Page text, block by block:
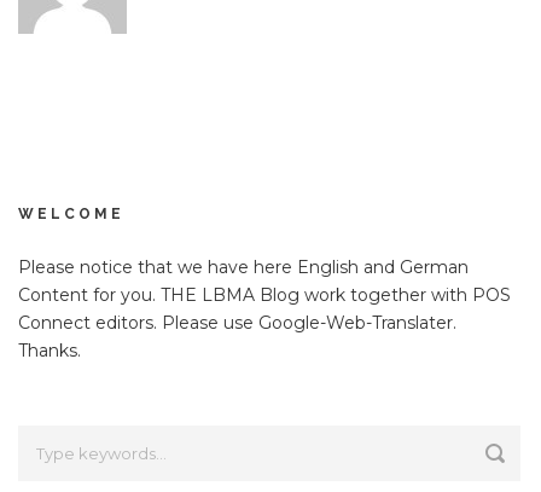
WELCOME
Please notice that we have here English and German
Content for you. THE LBMA Blog work together with POS
Connect editors. Please use Google-Web-Translater.
Thanks.